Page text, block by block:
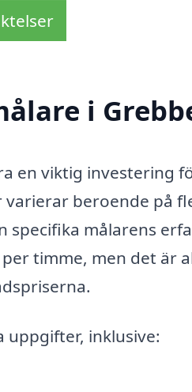
i
en viktig investering
beroende på
specifika målarens
timme, men det är
uppgifter, inklusive: